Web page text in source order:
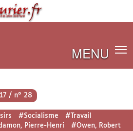
MENU
/ n° 28
#Socialisme
#Travail
Pierre-Henri
#Owen, Robert